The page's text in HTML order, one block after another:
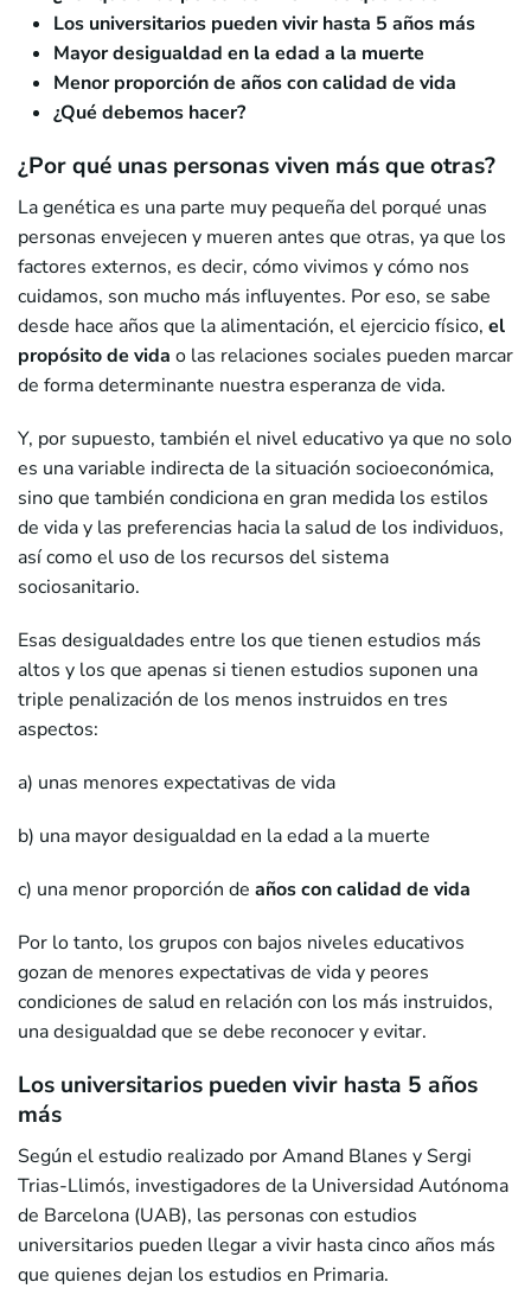
Los universitarios pueden vivir hasta 5 años más
Mayor desigualdad en la edad a la muerte
Menor proporción de años con calidad de vida
¿Qué debemos hacer?
¿Por qué unas personas viven más que otras?
La genética es una parte muy pequeña del porqué unas
personas envejecen y mueren antes que otras, ya que los
factores externos, es decir, cómo vivimos y cómo nos
cuidamos, son mucho más influyentes. Por eso, se sabe
desde hace años que la alimentación, el ejercicio físico, el
propósito de vida o las relaciones sociales pueden marcar
de forma determinante nuestra esperanza de vida.
Y, por supuesto, también el nivel educativo ya que no solo
es una variable indirecta de la situación socioeconómica,
sino que también condiciona en gran medida los estilos
de vida y las preferencias hacia la salud de los individuos,
así como el uso de los recursos del sistema
sociosanitario.
Esas desigualdades entre los que tienen estudios más
altos y los que apenas si tienen estudios suponen una
triple penalización de los menos instruidos en tres
aspectos:
a) unas menores expectativas de vida
b) una mayor desigualdad en la edad a la muerte
c) una menor proporción de años con calidad de vida
Por lo tanto, los grupos con bajos niveles educativos
gozan de menores expectativas de vida y peores
condiciones de salud en relación con los más instruidos,
una desigualdad que se debe reconocer y evitar.
Los universitarios pueden vivir hasta 5 años
más
Según el estudio realizado por Amand Blanes y Sergi
Trias-Llimós, investigadores de la Universidad Autónoma
de Barcelona (UAB), las personas con estudios
universitarios pueden llegar a vivir hasta cinco años más
que quienes dejan los estudios en Primaria.